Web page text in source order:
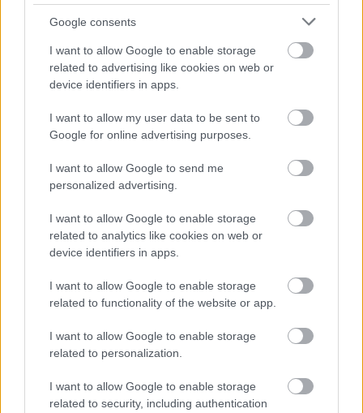
Google consents
I want to allow Google to enable storage
related to advertising like cookies on web or
device identifiers in apps.
I want to allow my user data to be sent to
Google for online advertising purposes.
I want to allow Google to send me
personalized advertising.
I want to allow Google to enable storage
related to analytics like cookies on web or
device identifiers in apps.
I want to allow Google to enable storage
related to functionality of the website or app.
I want to allow Google to enable storage
related to personalization.
I want to allow Google to enable storage
related to security, including authentication
Kecskeméten is szakirányú továbbképzésekkel erősít a
A lakosságra is fontos szerep hárul a szúnyoginvázió
elkerülésében